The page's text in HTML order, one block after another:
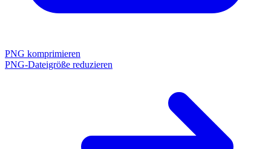
PNG komprimieren
PNG-Dateigröße reduzieren